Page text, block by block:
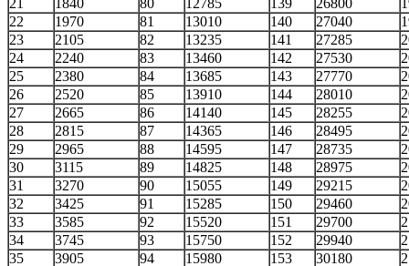
22
1970 81 13010 140 27040
23
2105 82 13235 141 27285
24
2240 83 13460 142 27530
25
2380 84 13685 143 27770
26
2520 85 13910 144 28010
27
2665 86 14140 145 28255
28
2815 87 14365 146 28495
29
2965 88 14595 147 28735
30
3115 89 14825 148 28975
31
3270 90 15055 149 29215
32
3425 91 15285 150 29460
33
3585 92 15520 151 29700
34
3745 93 15750 152 29940
35
3905 94 15980 153 30180